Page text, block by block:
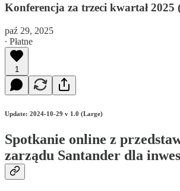
Konferencja za trzeci kwartał 2025
paź 29, 2025
∙ Płatne
1
Update: 2024-10-29 v 1.0 (Large)
Spotkanie online z
zarządu Santander dla